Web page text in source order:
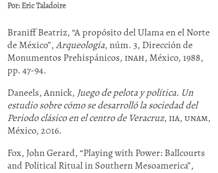
Por: Eric Taladoire
Braniff Beatriz, “A propósito del Ulama en el Norte
de México”,Arqueología, núm. 3, Dirección de
Monumentos Prehispánicos, inah, México, 1988,
pp. 47-94.
Daneels, Annick, Juego de pelota y política. Un
estudio sobre cómo se desarrolló la sociedad del
Periodo clásico en el centro de Veracruz, iia, unam,
México, 2016.
Fox, John Gerard, “Playing with Power: Ballcourts
and Political Ritual in Southern Mesoamerica”,